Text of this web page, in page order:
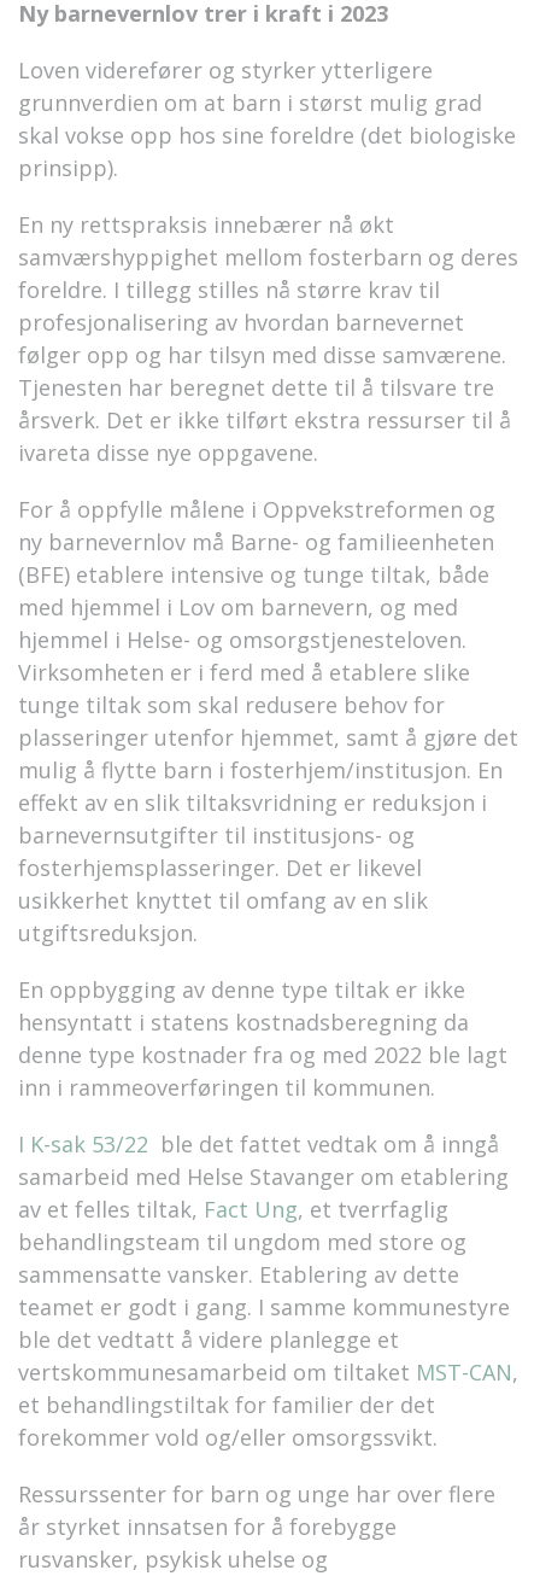
Ny barnevernlov trer i kraft i 2023
Loven viderefører og styrker ytterligere
grunnverdien om at barn i størst mulig grad
skal vokse opp hos sine foreldre (det biologiske
prinsipp).
En ny rettspraksis innebærer nå økt
samværshyppighet mellom fosterbarn og deres
foreldre. I tillegg stilles nå større krav til
profesjonalisering av hvordan barnevernet
følger opp og har tilsyn med disse samværene.
Tjenesten har beregnet dette til å tilsvare tre
årsverk. Det er ikke tilført ekstra ressurser til å
ivareta disse nye oppgavene.
For å oppfylle målene i Oppvekstreformen og
ny barnevernlov må Barne- og familieenheten
(BFE) etablere intensive og tunge tiltak, både
med hjemmel i Lov om barnevern, og med
hjemmel i Helse- og omsorgstjenesteloven.
Virksomheten er i ferd med å etablere slike
tunge tiltak som skal redusere behov for
plasseringer utenfor hjemmet, samt å gjøre det
mulig å flytte barn i fosterhjem/institusjon. En
effekt av en slik tiltaksvridning er reduksjon i
barnevernsutgifter til institusjons- og
fosterhjemsplasseringer. Det er likevel
usikkerhet knyttet til omfang av en slik
utgiftsreduksjon.
En oppbygging av denne type tiltak er ikke
hensyntatt i statens kostnadsberegning da
denne type kostnader fra og med 2022 ble lagt
inn i rammeoverføringen til kommunen.
I K-sak 53/22 ble det fattet vedtak om å inngå
samarbeid med Helse Stavanger om etablering
av et felles tiltak, Fact Ung, et tverrfaglig
behandlingsteam til ungdom med store og
sammensatte vansker. Etablering av dette
teamet er godt i gang. I samme kommunestyre
ble det vedtatt å videre planlegge et
vertskommunesamarbeid om tiltaket MST-CAN,
et behandlingstiltak for familier der det
forekommer vold og/eller omsorgssvikt.
Ressurssenter for barn og unge har over flere
år styrket innsatsen for å forebygge
rusvansker, psykisk uhelse og